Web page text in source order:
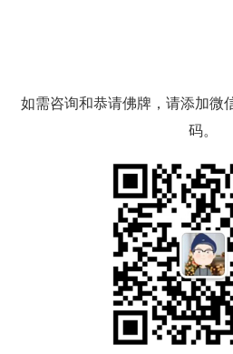
如需咨询和恭请佛牌，请添加微
码。